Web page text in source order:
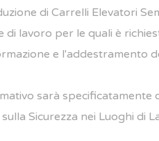
di Carrelli Elevatori
lavoro per le quali è
e l'addestramento
sarà specificatamente
Sicurezza nei Luoghi di